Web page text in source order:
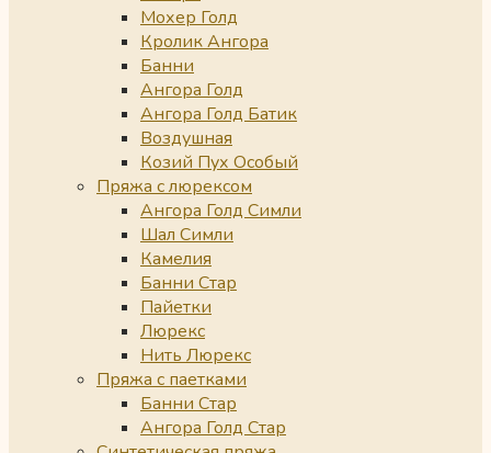
Мохер Голд
Кролик Ангора
Банни
Ангора Голд
Ангора Голд Батик
Воздушная
Козий Пух Особый
Пряжа с люрексом
Ангора Голд Симли
Шал Симли
Камелия
Банни Стар
Пайетки
Люрекс
Нить Люрекс
Пряжа с паетками
Банни Стар
Ангора Голд Стар